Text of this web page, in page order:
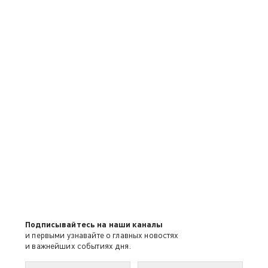
Подписывайтесь на наши каналы
и первыми узнавайте о главных новостях
и важнейших событиях дня.